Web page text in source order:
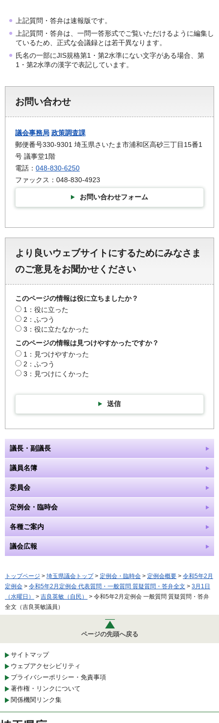
上記質問・答弁は速報版です。
上記質問・答弁は、一問一答形式でご覧いただけるように編集し
ているため、正式な会議録とは若干異なります。
氏名の一部にJIS規格第1・第2水準にない文字がある場合、第
1・第2水準の漢字で表記しています。
お問い合わせ
議会事務局 政策調査課
郵便番号330-9301 埼玉県さいたま市浦和区高砂三丁目15番1
号 議事堂1階
電話： 048-830-6250
ファックス：048-830-4923
お問い合わせフォーム
より良いウェブサイトにするためにみなさま
のご意見をお聞かせください
このページの情報は役に立ちましたか？
1：役に立った
2：ふつう
3：役に立たなかった
このページの情報は見つけやすかったですか？
1：見つけやすかった
2：ふつう
3：見つけにくかった
送信
議長・副議長
議員名簿
委員会
定例会・臨時会
各種ご案内
議会広報
トップページ > 埼玉県議会トップ> 定例会・臨時会 > 定例会概要 > 令和5年2月
定例会 > 令和5年2月定例会 代表質問・一般質問 質疑質問・答弁全文 > 3月1日
（水曜日）
> 吉良英敏（自民）
> 令和5年2月定例会 一般質問 質疑質問・答弁
全文（吉良英敏議員）
ページの先頭へ戻る
サイトマップ
ウェブアクセシビリティ
プライバシーポリシー・免責事項
著作権・リンクについて
関係機関リンク集